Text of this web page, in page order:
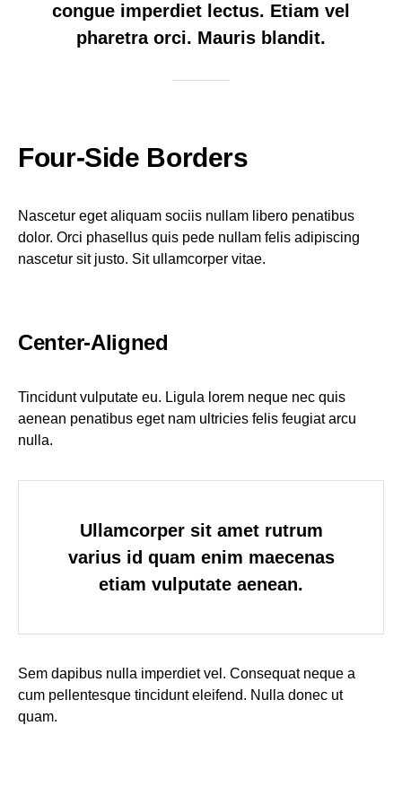
congue imperdiet lectus. Etiam vel
pharetra orci. Mauris blandit.
Four-Side Borders
Nascetur eget aliquam sociis nullam libero penatibus
dolor. Orci phasellus quis pede nullam felis adipiscing
nascetur sit justo. Sit ullamcorper vitae.
Center-Aligned
Tincidunt vulputate eu. Ligula lorem neque nec quis
aenean penatibus eget nam ultricies felis feugiat arcu
nulla.
Ullamcorper sit amet rutrum
varius id quam enim maecenas
etiam vulputate aenean.
Sem dapibus nulla imperdiet vel. Consequat neque a
cum pellentesque tincidunt eleifend. Nulla donec ut
quam.